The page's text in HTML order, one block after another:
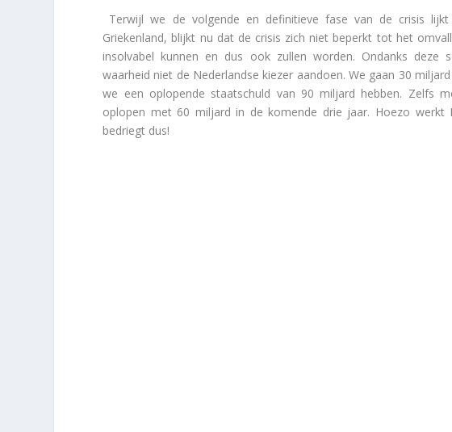
Terwijl we de volgende en definitieve fase van de crisis
Griekenland, blijkt nu dat de crisis zich niet beperkt tot het
insolvabel kunnen en dus ook zullen worden. Ondanks deze
waarheid niet de Nederlandse kiezer aandoen. We gaan 30
we een oplopende staatschuld van 90 miljard hebben. Zelfs
oplopen met 60 miljard in de komende drie jaar. Hoezo werkt
bedriegt dus!